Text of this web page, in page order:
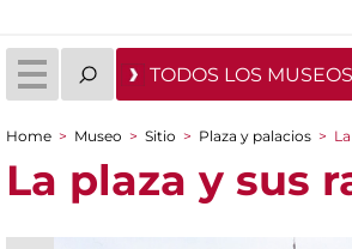
TODOS LOS
You are here
Home > Museo > Sitio > Plaza y palacios >
La plaza y sus